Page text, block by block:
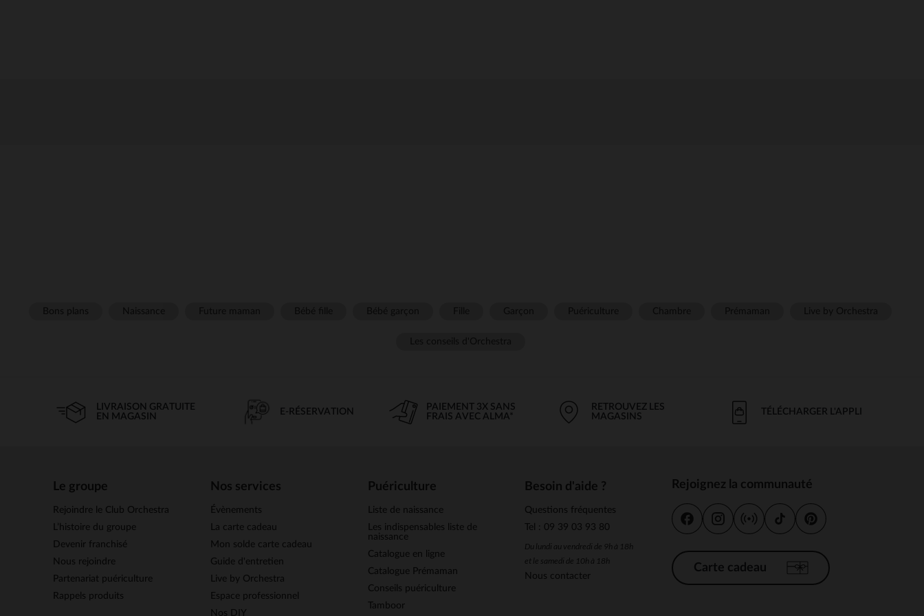
LIVRAISON GRATUITE
EN MAGASIN
E-RÉSERVATION
PAIEMENT 3X SANS
FRAIS AVEC ALMA*
RETROUVEZ LES
MAGASINS
TÉLÉCHARGER L'APPLI
Le groupe
Rejoindre le Club Orchestra
L’histoire du groupe
Devenir franchisé
Nous rejoindre
Partenariat puériculture
Rappels produits
Nos services
Évènements
La carte cadeau
Mon solde carte cadeau
Guide d'entretien
Live by Orchestra
Espace professionnel
Nos DIY
Puériculture
Liste de naissance
Les indispensables liste de
naissance
Catalogue en ligne
Catalogue Prémaman
Conseils puériculture
Tamboor
Besoin d'aide ?
Questions fréquentes
Tel : 09 39 03 93 80
Du lundi au vendredi de 9h à 18h
et le samedi de 10h à 18h
Nous contacter
Rejoignez la communauté
Carte cadeau